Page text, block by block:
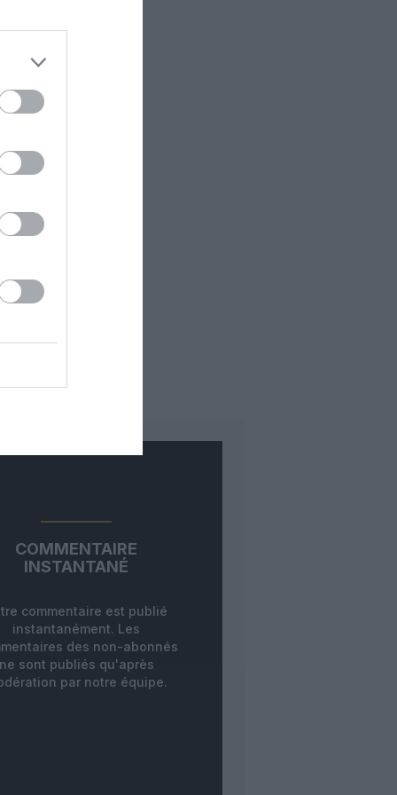
COMMENTAIRE
INSTANTANÉ
commentaire est publié
instantanément. Les
des non-abonnés
ne sont publiés qu'après
par notre équipe.